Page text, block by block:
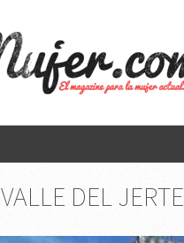
VALLE DEL JERTE